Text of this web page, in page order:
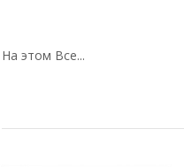
На этом Все...